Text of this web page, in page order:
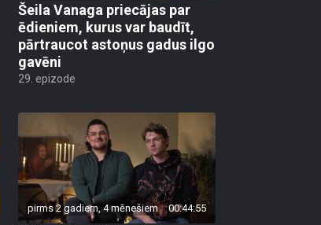
Šeila Vanaga priecājas par
ēdieniem, kurus var baudīt,
pārtraucot astoņus gadus ilgo
gavēni
29. epizode
pirms 2 gadiem, 4 mēnešiem 00:44:55